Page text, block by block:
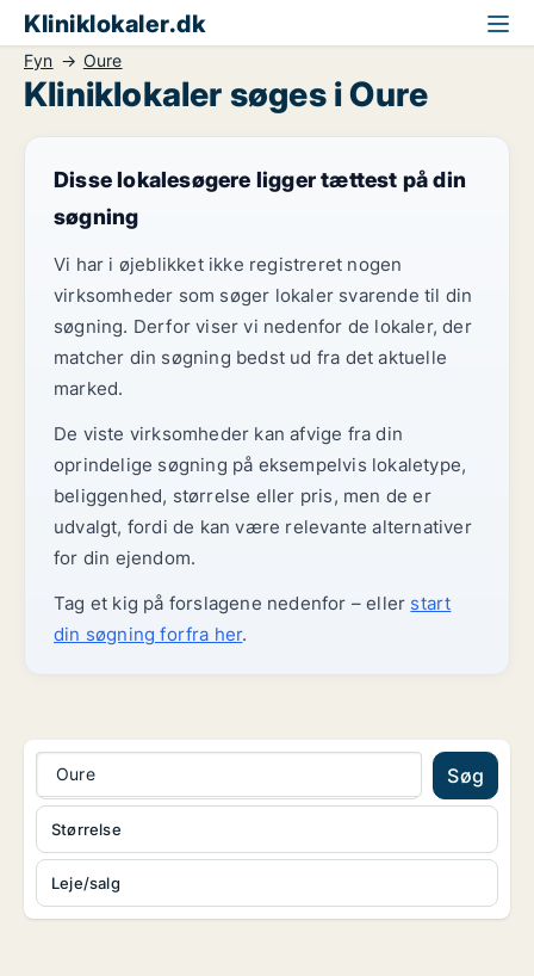
Kliniklokaler.dk
Fyn Oure
Kliniklokaler søges i Oure
Disse lokalesøgere ligger tættest på din
søgning
Vi har i øjeblikket ikke registreret nogen
virksomheder som søger lokaler svarende til din
søgning. Derfor viser vi nedenfor de lokaler, der
matcher din søgning bedst ud fra det aktuelle
marked.
De viste virksomheder kan afvige fra din
oprindelige søgning på eksempelvis lokaletype,
beliggenhed, størrelse eller pris, men de er
udvalgt, fordi de kan være relevante alternativer
for din ejendom.
Tag et kig på forslagene nedenfor – eller start
din søgning forfra her.
Oure Søg
Leje/salg
Størrelse